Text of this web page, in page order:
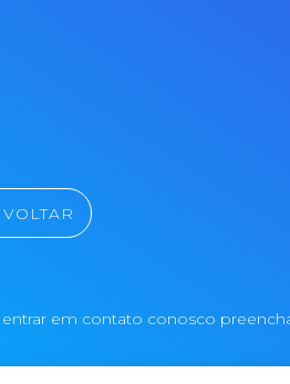
VOLTAR
entrar em contato conosco